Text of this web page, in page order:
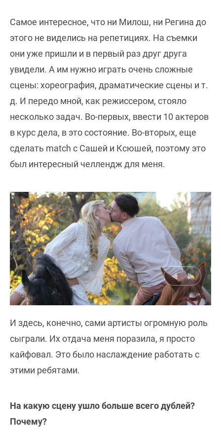
Самое интересное, что ни Милош, ни Регина до
этого не виделись на репетициях. На съемки
они уже пришли и в первый раз друг друга
увидели. А им нужно играть очень сложные
сцены: хореография, драматические сцены и т.
д. И передо мной, как режиссером, стояло
несколько задач. Во-первых, ввести 10 актеров
в курс дела, в это состояние. Во-вторых, еще
сделать match с Сашей и Ксюшей, поэтому это
был интересный челлендж для меня.
И здесь, конечно, сами артисты огромную роль
сыграли. Их отдача меня поразила, я просто
кайфовал. Это было наслаждение работать с
этими ребятами.
На какую сцену ушло больше всего дублей?
Почему?